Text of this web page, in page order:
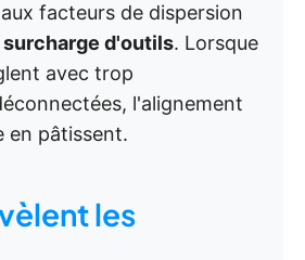
facteurs de dispersion
surcharge d'outils. Lorsque
avec trop
l'alignement
en pâtissent.
les